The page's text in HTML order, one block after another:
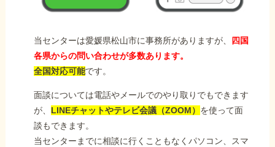
当センターは愛媛県松山市に事務所がありますが、
四国
各県からの問い合わせが多数あります。
全国対応可能です。
面談については電話やメールでのやり取りでもできます
が、 LINEチャットやテレビ会議（ZOOM） を使って面
談もできます。
当センターまでに相談に行くこともなくパソコン、スマ